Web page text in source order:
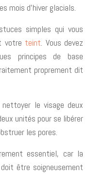
mois d’hiver glacials.
simples qui vous
votre teint . Vous devez
principes de base
proprement dit
nettoyer le visage deux
unités pour se libérer
les pores.
essentiel, car la
être soigneusement